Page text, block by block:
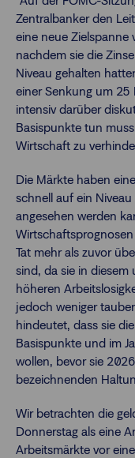
Zentralbanker den
eine neue
nachdem sie die
Niveau gehalten
einer Senkung um 25
intensiv darüber
Basispunkte tun
Wirtschaft zu
Die Märkte haben
schnell auf ein
angesehen werden
Tat mehr als zuvor
sind, da sie in diesem
höheren
jedoch weniger
hindeutet, dass sie
Basispunkte und im
wollen, bevor sie
bezeichnenden
Wir betrachten die
Donnerstag als eine
Arbeitsmärkte vor